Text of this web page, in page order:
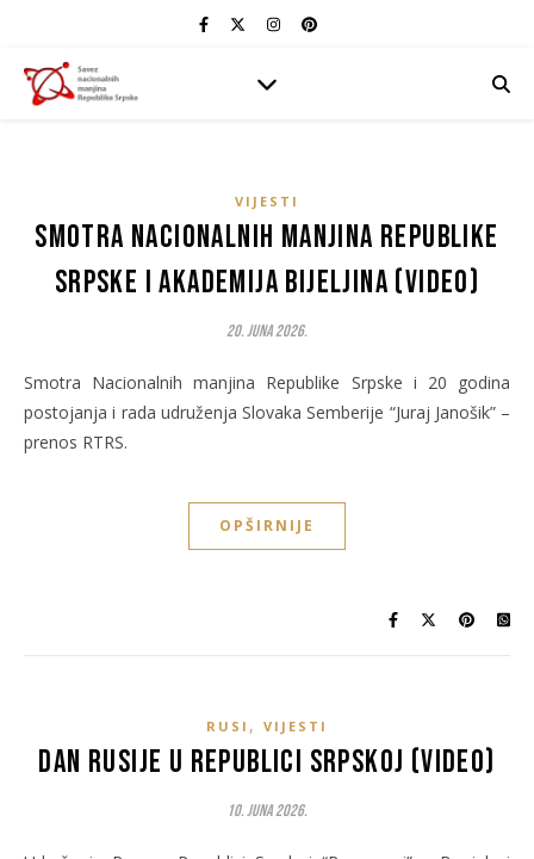
VIJESTI
Smotra Nacionalnih manjina Republike
Srpske i Akademija Bijeljina (Video)
20. Juna 2026.
Smotra Nacionalnih manjina Republike Srpske i 20 godina
postojanja i rada udruženja Slovaka Semberije “Juraj Janošik” –
prenos RTRS.
OPŠIRNIJE
RUSI , VIJESTI
Dan Rusije u Republici Srpskoj (Video)
10. Juna 2026.